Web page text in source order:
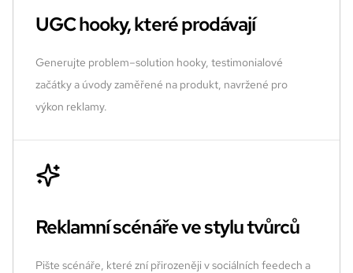
UGC hooky, které prodávají
Generujte problem–solution hooky, testimonialové
začátky a úvody zaměřené na produkt, navržené pro
výkon reklamy.
Reklamní scénáře ve stylu tvůrců
Pište scénáře, které zní přirozeněji v sociálních feedech a